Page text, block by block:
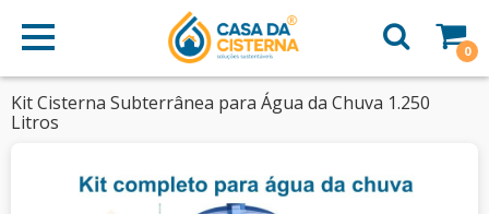
0
Kit Cisterna Subterrânea para Água da Chuva 1.250
Litros